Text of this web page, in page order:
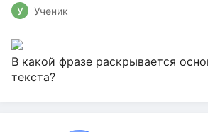
У Ученик
В какой фразе раскрывается
текста?